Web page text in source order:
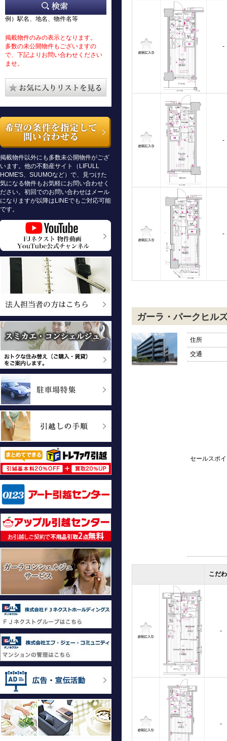
例）駅名、地名、物件名等
掲載物件のみの表示となります。
多数の未公開物件もございますの
で、下記よりお問い合わせください
ませ。
掲載物件以外にも多数未公開物件がござ
います。他の不動産サイト（LIFULL
HOME'S、SUUMOなど）で、見つけた
気になる物件もお気軽にお問い合わせく
ださい。初回でのお問い合わせはメール
になりますが以降はLINEでもご対応可能
です。
-
-
-
ガーラ・パークヒル
住所
交通
セールスポ
こだ
-
-